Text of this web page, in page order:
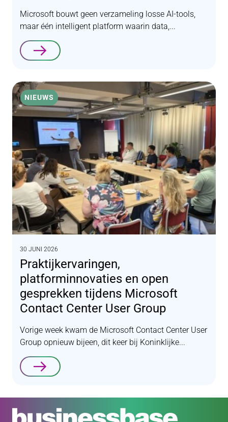
Microsoft bouwt geen verzameling losse AI-tools,
maar één intelligent platform waarin data,...
Lees verder
NIEUWS
30 JUNI 2026
Praktijkervaringen,
platforminnovaties en open
gesprekken tijdens Microsoft
Contact Center User Group
Vorige week kwam de Microsoft Contact Center User
Group opnieuw bijeen, dit keer bij Koninklijke...
Lees verder